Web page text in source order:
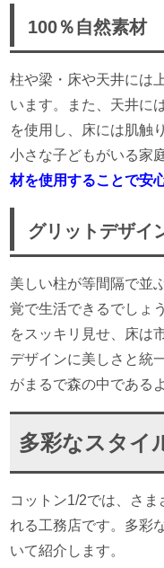
100％自然素材
柱や梁・床や天井には
います。また、天井に
を使用し、床には肌触
小さな子どもがいる家
材を使用することで安
グリットデザイ
美しい柱が等間隔で並
覚で生活できるでしょ
をスッキリ見せ、床は
デザインに美しさと統
がまるで森の中である
多彩なスタイ
コットン1/2では、さ
れる工務店です。多彩
いて紹介します。